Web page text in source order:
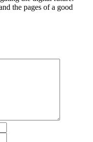
the pages of a good